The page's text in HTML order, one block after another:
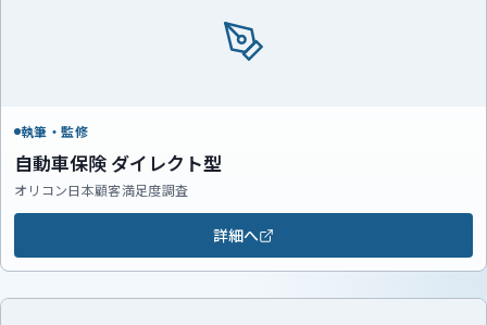
執筆・監修
自動車保険 ダイレクト型
オリコン日本顧客満足度調査
詳細へ